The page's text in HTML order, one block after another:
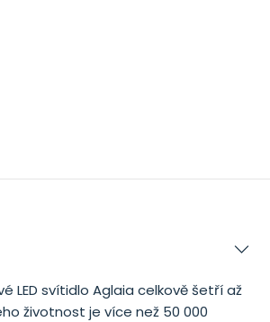
Next
​​LED svítidlo Aglaia celkově šetří až
životnost je více než 50 000